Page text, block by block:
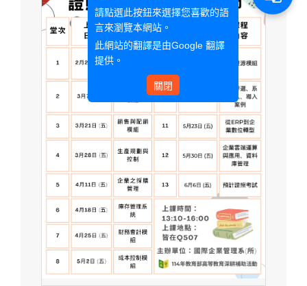
請點選此按鈕來選擇您喜歡的語
言來瀏覽本網站。
此網站的翻譯是由Google 翻譯
提供。
關閉